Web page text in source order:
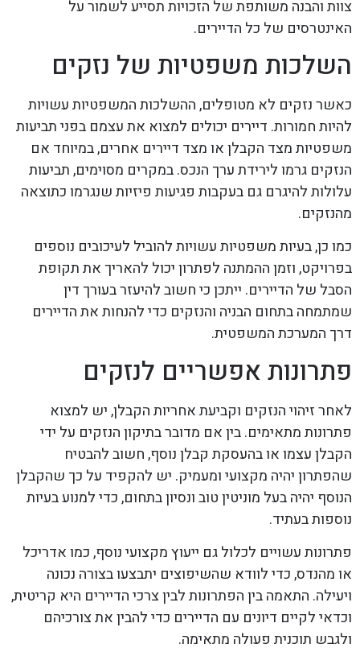
צוות והבנה משותפת של הזכויות תסייע לשמור על
האינטרסים של כל הדיירים.
השלכות משפטיות של נזקים
כאשר נזקים לא מטופלים, ההשלכות המשפטיות עשויות
להיות חמורות. דיירים יכולים למצוא את עצמם בפני תביעות
משפטיות מצד הקבלן או מצד דיירים אחרים, במיוחד אם
הנזקים גרמו לירידת ערך הנכס. במקרים מסוימים, תביעות
עלולות להיגרם גם בעקבות פגיעות פיזיות שנגרמו כתוצאה
מהנזקים.
כמו כן, בעיות משפטיות עשויות להוביל לעיכובים נוספים
בפרויקט, וזמן ההמתנה לפתרון יכול להאריך את תקופת
הסבל של הדיירים. ייתכן כי חשוב להיעזר בעורך דין
שמתמחה בתחום הבניה והנזקים כדי להנחות את הדיירים
דרך המערכת המשפטית.
פתרונות אפשריים לנזקים
לאחר זיהוי הנזקים וקביעת אחריות הקבלן, יש למצוא
פתרונות מתאימים. בין אם מדובר בתיקון הנזקים על ידי
הקבלן עצמו או בהעסקת קבלן נוסף, חשוב להבטיח
שהפתרון יהיה מקצועי ומעמיק. יש להקפיד על כך שהקבלן
הנוסף יהיה בעל מוניטין טוב ונסיון בתחום, כדי למנוע בעיות
נוספות בעתיד.
פתרונות עשויים לכלול גם ייעוץ מקצועי נוסף, כמו אדריכל
או מהנדס, כדי לוודא שהשיפוצים יתבצעו בצורה נכונה
ויעילה. התאמה בין הפתרונות לבין צרכי הדיירים היא קריטית,
וכדאי לקיים דיונים עם הדיירים כדי להבין את צורכיהם
ולגבש תוכנית פעולה מתאימה.